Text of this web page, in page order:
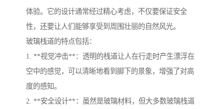
体验。它的设计通常经过精心考虑，不仅要保证安全
性，还要让人们能够享受到周围壮丽的自然风光。
玻璃栈道的特点包括：
1. **视觉冲击**：透明的栈道让人在行走时产生漂浮在
空中的感觉，可以清晰地看到脚下的景象，增强了对高
度的感知。
2. **安全设计**：虽然是玻璃材料，但大多数玻璃栈道